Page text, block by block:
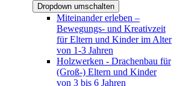
Dropdown umschalten
Miteinander erleben –
Bewegungs- und Kreativzeit
für Eltern und Kinder im Alter
von 1-3 Jahren
Holzwerken - Drachenbau für
(Groß-) Eltern und Kinder
von 3 bis 6 Jahren